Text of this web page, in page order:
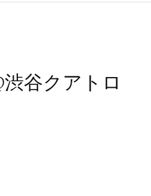
渋谷クアトロ